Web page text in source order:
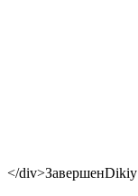
</div>ЗавершенDikiy